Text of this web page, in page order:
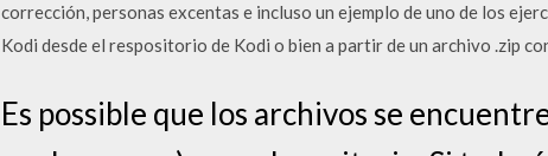
corrección, personas excentas e incluso un ejemplo de uno de los
Kodi desde el respositorio de Kodi o bien a partir de un archivo .zip
Es possible que los archivos se